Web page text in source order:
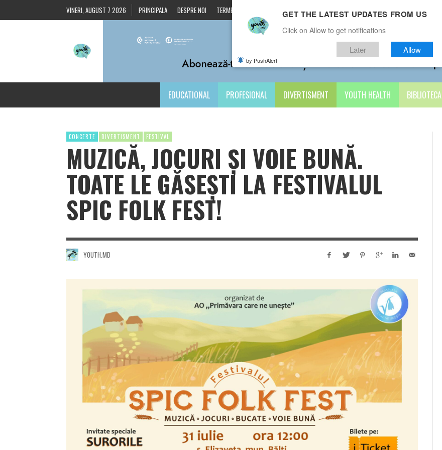
VINERI, AUGUST 7 2026 PRINCIPALA DESPRE NOI TERMENI ȘI CONDIȚII CONTACTE
EDUCATIONAL PROFESIONAL DIVERTISMENT YOUTH HEALTH BIBLIOTECA
CONCERTE DIVERTISMENT FESTIVAL
MUZICĂ, JOCURI ȘI VOIE BUNĂ.
TOATE LE GĂSEȘTI LA FESTIVALUL
SPIC FOLK FEST!
YOUTH.MD
GET THE LATEST UPDATES FROM US
Click on Allow to get notifications
Later Allow
by PushAlert